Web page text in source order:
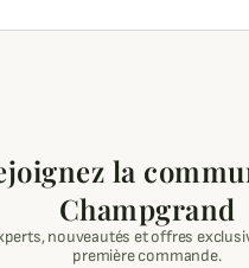
la
Champgrand
nouveautés et offres
première commande.